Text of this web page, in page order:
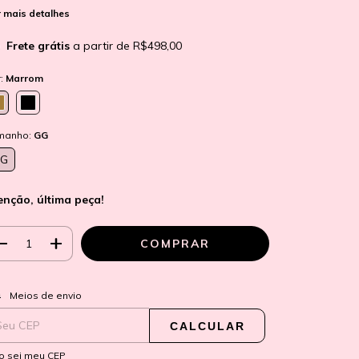
mais detalhes
Frete grátis a partir de R$498,00
Marrom
GG
última peça!
para o CEP:
Meios de envio
CALCULAR
sei meu CEP